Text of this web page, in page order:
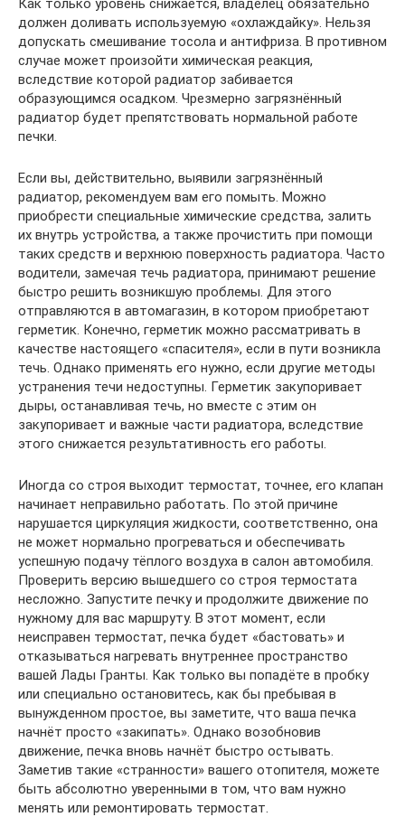
Как только уровень снижается, владелец обязательно
должен доливать используемую «охлаждайку». Нельзя
допускать смешивание тосола и антифриза. В противном
случае может произойти химическая реакция,
вследствие которой радиатор забивается
образующимся осадком. Чрезмерно загрязнённый
радиатор будет препятствовать нормальной работе
печки.
Если вы, действительно, выявили загрязнённый
радиатор, рекомендуем вам его помыть. Можно
приобрести специальные химические средства, залить
их внутрь устройства, а также прочистить при помощи
таких средств и верхнюю поверхность радиатора. Часто
водители, замечая течь радиатора, принимают решение
быстро решить возникшую проблемы. Для этого
отправляются в автомагазин, в котором приобретают
герметик. Конечно, герметик можно рассматривать в
качестве настоящего «спасителя», если в пути возникла
течь. Однако применять его нужно, если другие методы
устранения течи недоступны. Герметик закупоривает
дыры, останавливая течь, но вместе с этим он
закупоривает и важные части радиатора, вследствие
этого снижается результативность его работы.
Иногда со строя выходит термостат, точнее, его клапан
начинает неправильно работать. По этой причине
нарушается циркуляция жидкости, соответственно, она
не может нормально прогреваться и обеспечивать
успешную подачу тёплого воздуха в салон автомобиля.
Проверить версию вышедшего со строя термостата
несложно. Запустите печку и продолжите движение по
нужному для вас маршруту. В этот момент, если
неисправен термостат, печка будет «бастовать» и
отказываться нагревать внутреннее пространство
вашей Лады Гранты. Как только вы попадёте в пробку
или специально остановитесь, как бы пребывая в
вынужденном простое, вы заметите, что ваша печка
начнёт просто «закипать». Однако возобновив
движение, печка вновь начнёт быстро остывать.
Заметив такие «странности» вашего отопителя, можете
быть абсолютно уверенными в том, что вам нужно
менять или ремонтировать термостат.